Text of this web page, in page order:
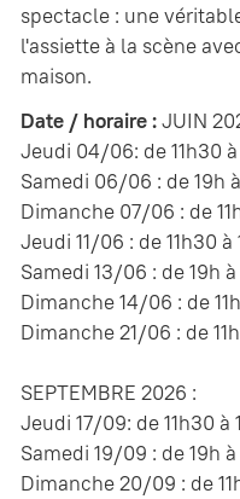
spectacle : une
l'assiette à la scène
maison.
Date / horaire :JUIN
Jeudi 04/06: de 11h30 à
Samedi 06/06 : de 19h
Dimanche 07/06 : de
Jeudi 11/06 : de 11h30 à
Samedi 13/06 : de 19h
Dimanche 14/06 : de
Dimanche 21/06 : de
SEPTEMBRE 2026 :
Jeudi 17/09: de 11h30 à
Samedi 19/09 : de 19h
Dimanche 20/09 : de